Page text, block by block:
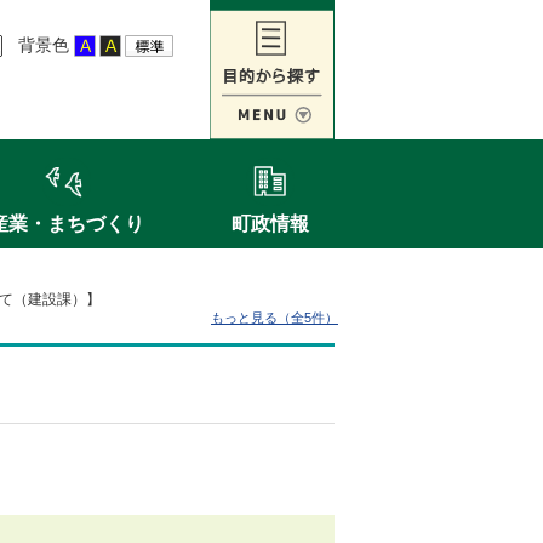
背景色
業・まちづくり 町政情報
（建設課）】
もっと見る（全5件）